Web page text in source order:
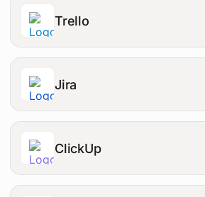
Trello
Jira
ClickUp